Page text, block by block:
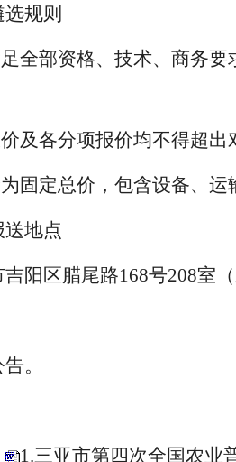
规则
全部资格、技术、商务
及各分项报价均不得超出
固定总价，包含设备、运
地点
吉阳区腊尾路168号208室
。
1.三亚市第四次全国农业